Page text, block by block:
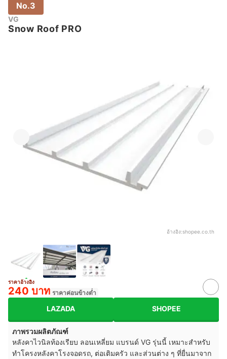
No.3
VG
Snow Roof PRO
อ้างอิง:shopee.co.th
ราคาอ้างอิง
240 บาท ราคาค่อนข้างต่ำ
LAZADA SHOPEE
ภาพรวมผลิตภัณฑ์
หลังคาไวนิลท้องเรียบ ลอนเหลี่ยม แบรนด์ VG รุ่นนี้ เหมาะสำหรับ
ทำโครงหลังคาโรงจอดรถ, ต่อเติมครัว และส่วนต่าง ๆ ที่ยื่นมาจาก